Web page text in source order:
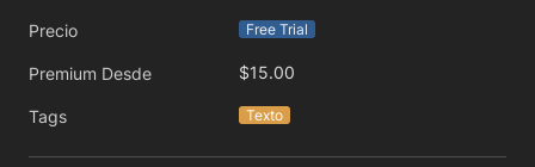
Precio Free Trial
Premium Desde $15.00
Tags Texto